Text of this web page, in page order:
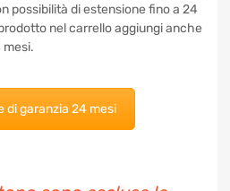
formula KASKO “SENZA
con possibilità di estensione fino
il prodotto nel carrello aggiungi
di garanzia 24 mesi